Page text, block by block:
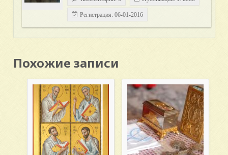
Регистрация: 06-01-2016
Похожие записи